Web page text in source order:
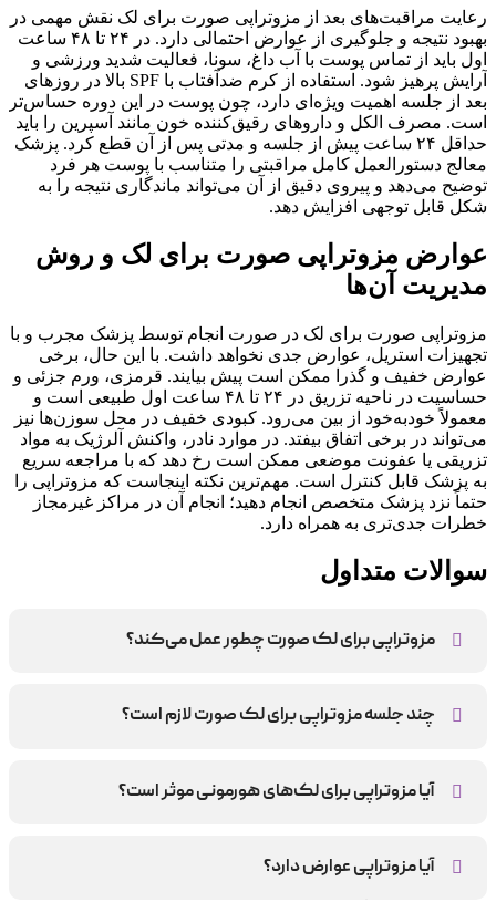
رعایت مراقبت‌های بعد از مزوتراپی صورت برای لک نقش مهمی در
بهبود نتیجه و جلوگیری از عوارض احتمالی دارد. در ۲۴ تا ۴۸ ساعت
اول باید از تماس پوست با آب داغ، سونا، فعالیت شدید ورزشی و
آرایش پرهیز شود. استفاده از کرم ضدآفتاب با SPF بالا در روزهای
بعد از جلسه اهمیت ویژه‌ای دارد، چون پوست در این دوره حساس‌تر
است. مصرف الکل و داروهای رقیق‌کننده خون مانند آسپرین را باید
حداقل ۲۴ ساعت پیش از جلسه و مدتی پس از آن قطع کرد. پزشک
معالج دستورالعمل کامل مراقبتی را متناسب با پوست هر فرد
توضیح می‌دهد و پیروی دقیق از آن می‌تواند ماندگاری نتیجه را به
شکل قابل توجهی افزایش دهد.
عوارض مزوتراپی صورت برای لک و روش
مدیریت آن‌ها
مزوتراپی صورت برای لک در صورت انجام توسط پزشک مجرب و با
تجهیزات استریل، عوارض جدی نخواهد داشت. با این حال، برخی
عوارض خفیف و گذرا ممکن است پیش بیایند. قرمزی، ورم جزئی و
حساسیت در ناحیه تزریق در ۲۴ تا ۴۸ ساعت اول طبیعی است و
معمولاً خودبه‌خود از بین می‌رود. کبودی خفیف در محل سوزن‌ها نیز
می‌تواند در برخی اتفاق بیفتد. در موارد نادر، واکنش آلرژیک به مواد
تزریقی یا عفونت موضعی ممکن است رخ دهد که با مراجعه سریع
به پزشک قابل کنترل است. مهم‌ترین نکته اینجاست که مزوتراپی را
حتماً نزد پزشک متخصص انجام دهید؛ انجام آن در مراکز غیرمجاز
خطرات جدی‌تری به همراه دارد.
سوالات متداول
مزوتراپی برای لک صورت چطور عمل می‌کند؟
از تولید ملانین اضافی جلوگیری کرده و باعث روشن‌تر و
یکدست شدن پوست می‌شود.
چند جلسه مزوتراپی برای لک صورت لازم است؟
که فاصله جلسات به شرایط پوست و نوع لک بستگی دارد.
آیا مزوتراپی برای لک‌های هورمونی موثر است؟
موثر است و به بهبود رنگ پوست کمک می‌کند.
آیا مزوتراپی عوارض دارد؟